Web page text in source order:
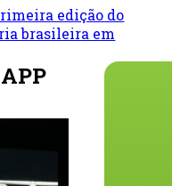
edição do
brasileira em